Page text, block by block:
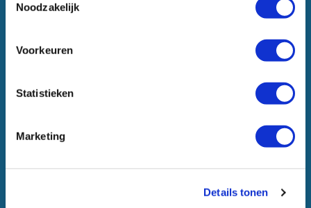
Noodzakelijk
Voorkeuren
Statistieken
Marketing
Details tonen